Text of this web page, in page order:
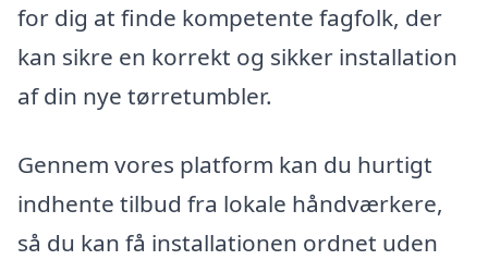
for dig at finde kompetente fagfolk, der
kan sikre en korrekt og sikker installation
af din nye tørretumbler.
Gennem vores platform kan du hurtigt
indhente tilbud fra lokale håndværkere,
så du kan få installationen ordnet uden